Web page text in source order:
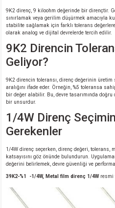
9K2 direnç, 9 kiloohm değerinde bir dirençtir.
sınırlamak veya gerilim düşürmek amacıyla
stabilite sağlamak için farklı tolerans
olarak analog ve dijital devrelerde tercih edilir.
9K2 Direncin
Geliyor?
9K2 direncin toleransı, direnç değerinin
aralığını ifade eder. Örneğin, %5 toleransa
bir değer alabilir. Bu, devre tasarımında
bir unsurdur.
1/4W Direnç
Gerekenler
1/4W direnç seçerken, direnç değeri, tolerans,
katsayısını göz önünde bulundurun.
değerini belirlemek, devre güvenliği ve
39K2-%1 -1/4W, Metal film direnç 1/4Wresmi